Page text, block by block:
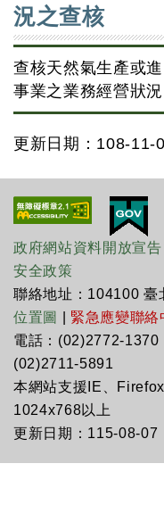
況之查核
查核天然氣生產或
事業之業務經營狀況
更新日期：108-11-
政府網站資料開放宣告
安全政策
聯絡地址：104100 臺
位置圖
緊急應變聯絡
電話：(02)2772-
(02)2711-5891
本網站支援IE、
1024x768以上
更新日期：115-08-